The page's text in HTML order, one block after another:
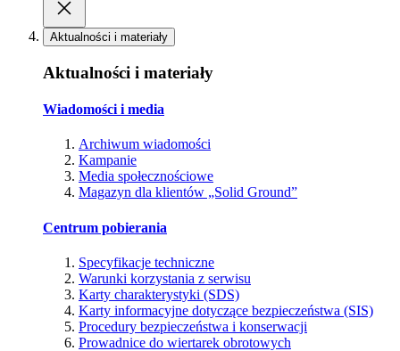
Aktualności i materiały
Aktualności i materiały
Wiadomości i media
Archiwum wiadomości
Kampanie
Media społecznościowe
Magazyn dla klientów „Solid Ground”
Centrum pobierania
Specyfikacje techniczne
Warunki korzystania z serwisu
Karty charakterystyki (SDS)
Karty informacyjne dotyczące bezpieczeństwa (SIS)
Procedury bezpieczeństwa i konserwacji
Prowadnice do wiertarek obrotowych